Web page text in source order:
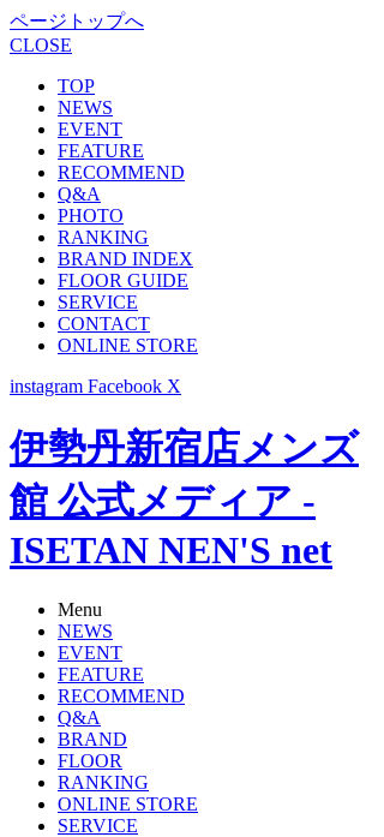
ページトップへ
CLOSE
TOP
NEWS
EVENT
FEATURE
RECOMMEND
Q&A
PHOTO
RANKING
BRAND INDEX
FLOOR GUIDE
SERVICE
CONTACT
ONLINE STORE
instagram Facebook X
伊勢丹新宿店メンズ
館 公式メディア -
ISETAN NEN'S net
Menu
NEWS
EVENT
FEATURE
RECOMMEND
Q&A
BRAND
FLOOR
RANKING
ONLINE STORE
SERVICE